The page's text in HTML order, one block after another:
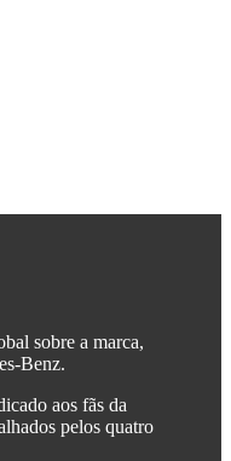
sobre a marca,
Benz.
aos fãs da
pelos quatro